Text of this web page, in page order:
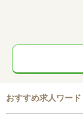
おすすめ求人ワード